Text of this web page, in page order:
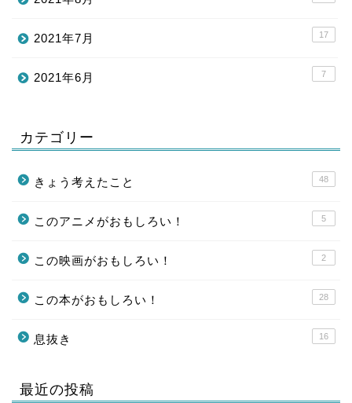
2021年7月 17
2021年6月 7
カテゴリー
きょう考えたこと 48
このアニメがおもしろい！ 5
この映画がおもしろい！ 2
この本がおもしろい！ 28
息抜き 16
最近の投稿